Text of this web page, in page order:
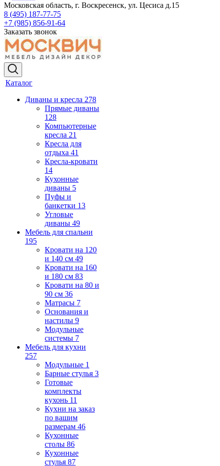
Московская область, г. Воскресенск, ул. Цесиса д.15
8 (495) 187-77-75
+7 (985) 856-91-64
Заказать звонок
Каталог
Диваны и кресла 278
Прямые диваны
128
Компьютерные
кресла 21
Кресла для
отдыха 41
Кресла-кровати
14
Кухонные
диваны 5
Пуфы и
банкетки 13
Угловые
диваны 49
Мебель для спальни
195
Кровати на 120
и 140 см 49
Кровати на 160
и 180 см 83
Кровати на 80 и
90 см 36
Матрасы 7
Основания и
настилы 9
Модульные
системы 7
Мебель для кухни
257
Модульные 1
Барные стулья 3
Готовые
комплекты
кухонь 11
Кухни на заказ
по вашим
размерам 46
Кухонные
столы 86
Кухонные
стулья 87